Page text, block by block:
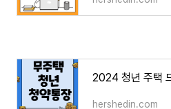
2024 청년 주택
hershedin.com